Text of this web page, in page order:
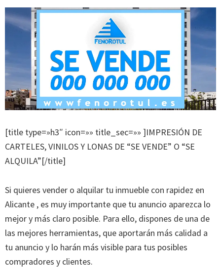
[title type=»h3″ icon=»» title_sec=»» ]IMPRESIÓN DE
CARTELES, VINILOS Y LONAS DE “SE VENDE” O “SE
ALQUILA”[/title]
Si quieres vender o alquilar tu inmueble con rapidez en
Alicante , es muy importante que tu anuncio aparezca lo
mejor y más claro posible. Para ello, dispones de una de
las mejores herramientas, que aportarán más calidad a
tu anuncio y lo harán más visible para tus posibles
compradores y clientes.